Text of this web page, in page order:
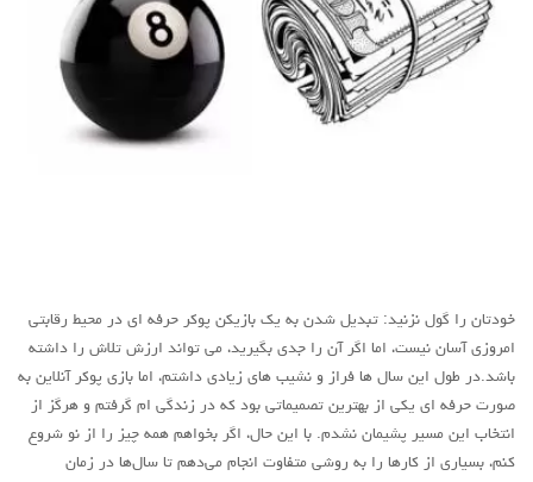
خودتان را گول نزنید: تبدیل شدن به یک بازیکن پوکر حرفه ای در محیط رقابتی
امروزی آسان نیست، اما اگر آن را جدی بگیرید، می تواند ارزش تلاش را داشته
باشد.در طول این سال ها فراز و نشیب های زیادی داشتم، اما بازی پوکر آنلاین به
صورت حرفه ای یکی از بهترین تصمیماتی بود که در زندگی ام گرفتم و هرگز از
انتخاب این مسیر پشیمان نشدم. با این حال، اگر بخواهم همه چیز را از نو شروع
کنم، بسیاری از کارها را به روشی متفاوت انجام می‌دهم تا سال‌ها در زمان